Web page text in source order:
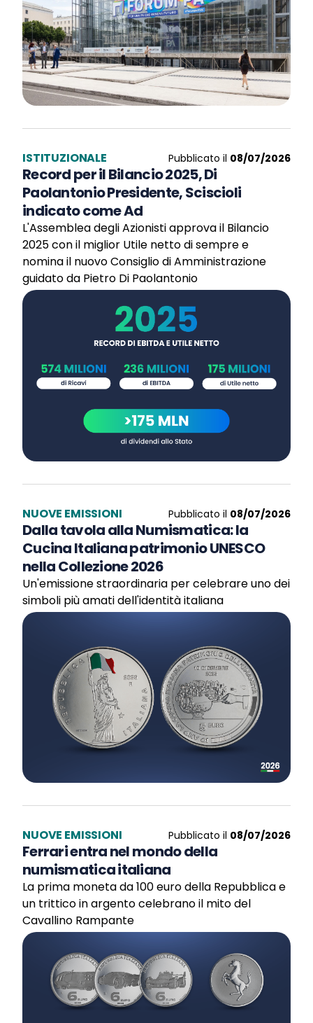
ISTITUZIONALE Pubblicato il 08/07/2026
Record per il Bilancio 2025, Di
Paolantonio Presidente, Sciscioli
indicato come Ad
L'Assemblea degli Azionisti approva il Bilancio
2025 con il miglior Utile netto di sempre e
nomina il nuovo Consiglio di Amministrazione
guidato da Pietro Di Paolantonio
NUOVE EMISSIONI Pubblicato il 08/07/2026
Dalla tavola alla Numismatica: la
Cucina Italiana patrimonio UNESCO
nella Collezione 2026
Un'emissione straordinaria per celebrare uno dei
simboli più amati dell'identità italiana
NUOVE EMISSIONI Pubblicato il 08/07/2026
Ferrari entra nel mondo della
numismatica italiana
La prima moneta da 100 euro della Repubblica e
un trittico in argento celebrano il mito del
Cavallino Rampante